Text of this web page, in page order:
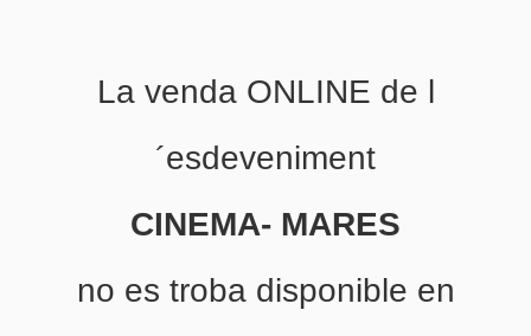
La venda ONLINE de l
´esdeveniment
CINEMA- MARES
no es troba disponible en